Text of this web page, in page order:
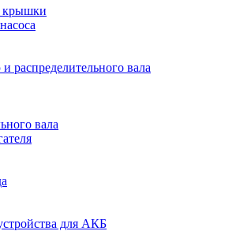
крышки
распределительного вала
вала
для АКБ